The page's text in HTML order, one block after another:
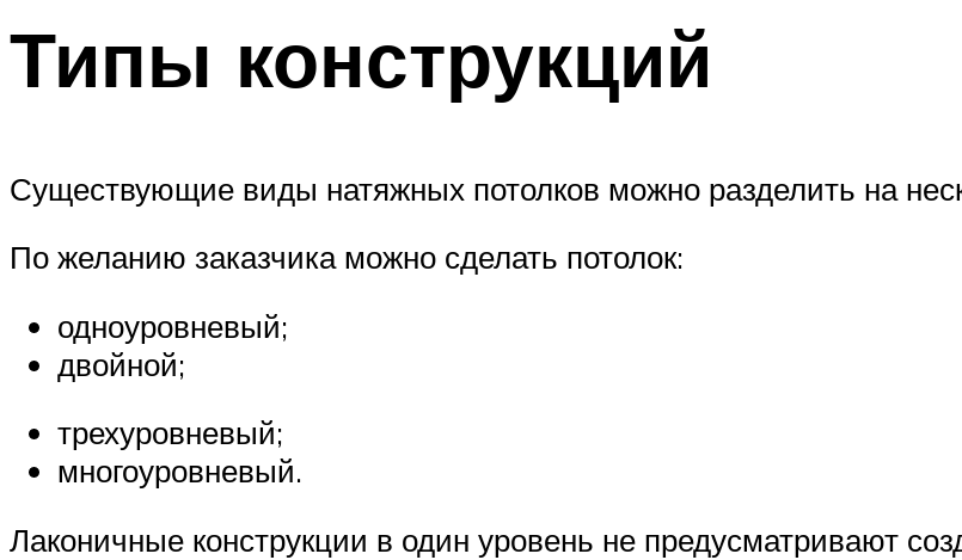
Типы конструкций
Существующие виды натяжных потолков можно разделить на
По желанию заказчика можно сделать потолок:
одноуровневый;
двойной;
трехуровневый;
многоуровневый.
Лаконичные конструкции в один уровень не предусматривают